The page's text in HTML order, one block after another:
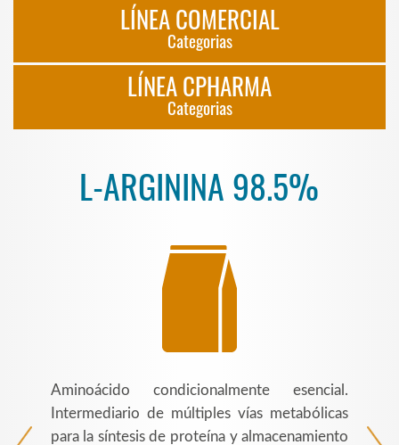
LÍNEA COMERCIAL
Categorias
LÍNEA CPHARMA
Categorias
L-ARGININA 98.5%
Aminoácido condicionalmente esencial.
Intermediario de múltiples vías metabólicas
para la síntesis de proteína y almacenamiento